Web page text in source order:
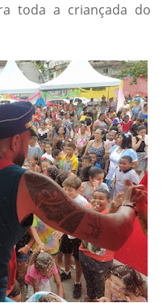
toda a criançada do